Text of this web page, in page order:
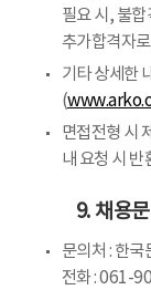
필요 시, 불
추가합격자
기타 상세한
(
면접전형 시
내 요청 시 반
9. 채용
문의처 : 한
전화 : 061-